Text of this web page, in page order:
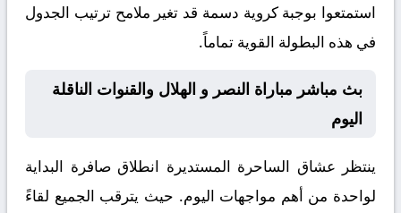
استمتعوا بوجبة كروية دسمة قد تغير ملامح ترتيب الجدول
في هذه البطولة القوية تماماً.
بث مباشر مباراة النصر و الهلال والقنوات الناقلة
اليوم
ينتظر عشاق الساحرة المستديرة انطلاق صافرة البداية
لواحدة من أهم مواجهات اليوم. حيث يترقب الجميع لقاءً